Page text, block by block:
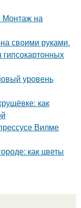
Монтаж на
своими руками.
уровень
как
Вилме
как цветы